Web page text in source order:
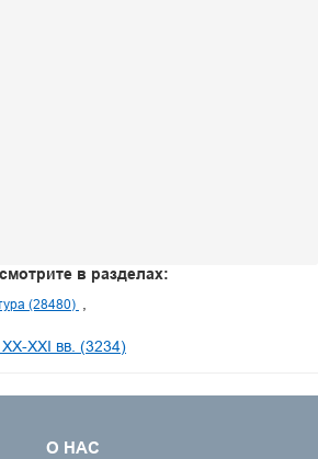
в разделах:
(28480)
XXI вв. (3234)
О НАС